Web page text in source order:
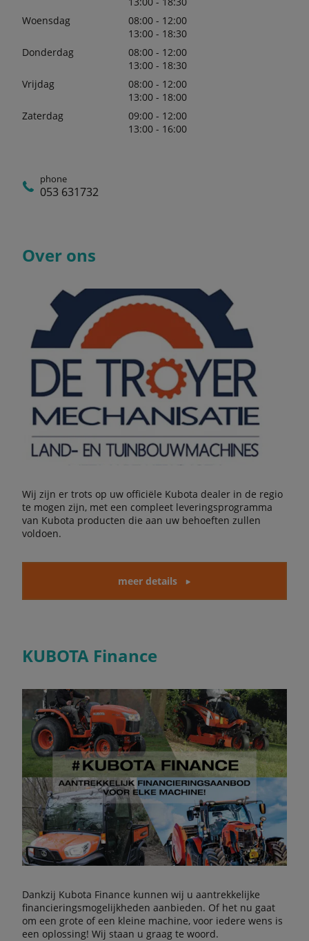
Woensdag
08:00 - 12:00
13:00 - 18:30
Donderdag
08:00 - 12:00
13:00 - 18:30
Vrijdag
08:00 - 12:00
13:00 - 18:00
Zaterdag
09:00 - 12:00
13:00 - 16:00
phone
053 631732
Over ons
Wij zijn er trots op uw officiële Kubota dealer in de regio
te mogen zijn, met een compleet leveringsprogramma
van Kubota producten die aan uw behoeften zullen
voldoen.
meer details
KUBOTA Finance
Dankzij Kubota Finance kunnen wij u aantrekkelijke
financieringsmogelijkheden aanbieden. Of het nu gaat
om een grote of een kleine machine, voor iedere wens is
een oplossing! Wij staan u graag te woord.